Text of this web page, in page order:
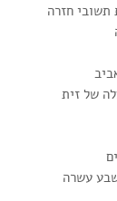
תשובי חזרה
של זית
עשרה